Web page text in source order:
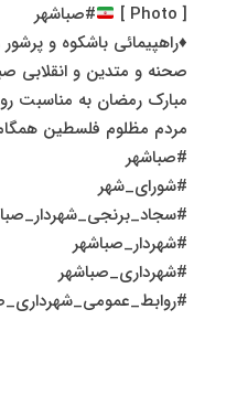
[ Photo ]
#صباشهر
♦️راهپیمائی باشکوه و
صحنه و متدین و انقلابی
مبارک رمضان به مناسبت
مردم مظلوم فلسطین
#صباشهر
#شورای_شهر
#شهردار_صباشهر
#شهرداری_صباشهر